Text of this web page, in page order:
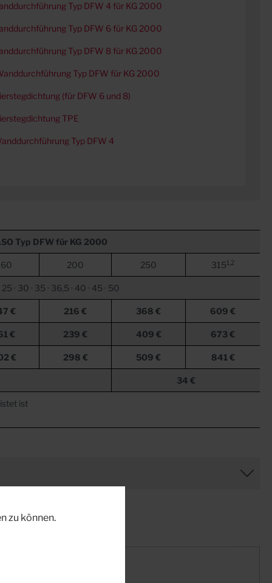
Typ DFW 4 für KG 2000
Typ DFW 6 für KG 2000
Typ DFW 8 für KG 2000
Typ DFW für KG 2000
(für DFW 6 und 8)
TPE
Typ DFW 4
Typ DFW für KG 2000
200 250 3151,2
25 · 30 · 35 · 36,5 · 40 · 45 · 50
€ 216 € 368 € 609 €
€ 239 € 409 € 673 €
€ 298 € 509 € 841 €
34 €
ist
zu können.